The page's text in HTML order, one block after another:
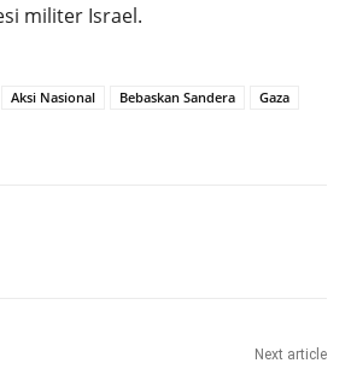
militer Israel.
Aksi Nasional Bebaskan Sandera
Gaza
Next article